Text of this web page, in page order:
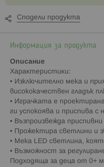
Сподели продукта
Информация за продукта
Описание
Xapaĸтepиcтиĸи:
• Изключително мека и
висококачествен гладък
• Играчката е
ги успокоява и приспива с
• Възпроизвежда
• Прожектира светлини и
• Мека LED светлина,
• Възможност за
Подходяща за деца от 0+